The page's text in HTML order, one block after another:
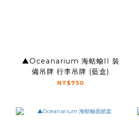
▲Oceanarium 海蛞蝓II 裝
備吊牌 行李吊牌 (藍盒)
NT$750